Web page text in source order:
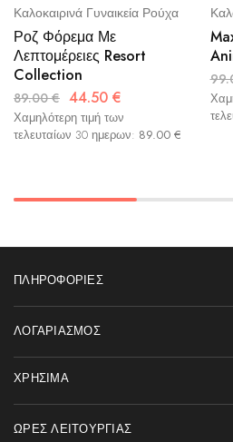
Καλοκαιρινά Γυναικεία Ρούχα
Ροζ Φόρεμα Με
Λεπτομέρειες Resort
Collection
89.00€ 44.50 €
Χαμηλότερη τιμή των
τελευταίων 30 ημερων: 89.00 €
ΠΛΗΡΟΦΟΡΊΕΣ
ΛΟΓΑΡΙΑΣΜΌΣ
ΧΡΉΣΙΜΑ
ΏΡΕΣ ΛΕΙΤΟΥΡΓΊΑΣ